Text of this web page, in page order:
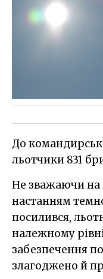
До
льотчики 831
Не зважаючи на
настанням
посилився,
належному
забезпечення
злагоджено й